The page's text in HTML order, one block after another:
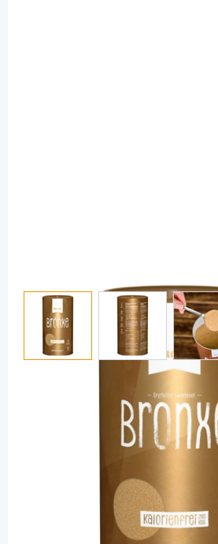
View larger imageView larger
Xucker Bronxe - Die
Rohrzuckeralternative / 1
114134
Lieferzeit 1-3 Werktage
Mehr über das Produkt